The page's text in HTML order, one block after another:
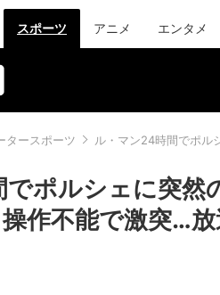
スポーツ アニメ エンタメ
タースポーツ ル・マン24時間でポル
ポルシェに突然
作不能で激突…放